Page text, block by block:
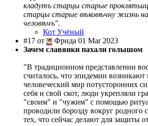
кладутъ старцы старые
старцы старые вѣковѣчну жизнь на
человѣчъ".
Кот Учёный
#17 от
Фрида 01 Mar 2023
Зачем славянки пахали голышом
"В традиционном представлении
считалось, что эпидемии возникают
человеческий мир потусторонних
себя и свой скот, люди укрепляли
"своим" и "чужим" с помощью
проводили борозду вокруг родного
тех, что сейчас делают для защиты